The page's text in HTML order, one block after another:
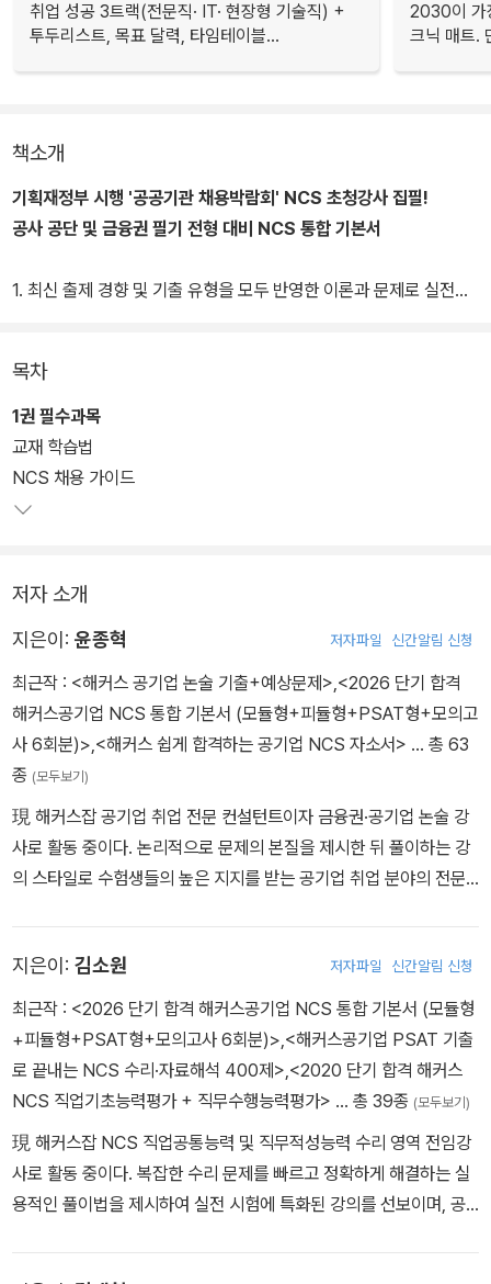
취업 성공 3트랙(전문직· IT· 현장형 기술직) +
투두리스트, 목표 달력, 타임테이블...
2030이 가
크닉 매트.
책소개
기획재정부 시행 '공공기관 채용박람회' NCS 초청강사 집필!
공사 공단 및 금융권 필기 전형 대비 NCS 통합 기본서
1. 최신 출제 경향 및 기출 유형을 모두 반영한 이론과 문제로 실전에
3. [실력 점검 테스트&학습 가이드]와 [맞춤 학습 플랜]으로 전략적
학습 가능!
4. 핵심이론부터 실전모의고사까지 한 번에 끝! 체계적인 3단계 학습
시스템
5. 서류부터 인성검사, 면접까지 모든 채용 단계를 한 번에 대비!
목차
1권 필수과목
교재 학습법
NCS 채용 가이드
저자 소개
지은이: 윤종혁 저자파일 신간알림 신청
최근작 : <해커스 공기업 논술 기출+예상문제>,<2026 단기 합격
해커스공기업 NCS 통합 기본서 (모듈형+피듈형+PSAT형+모의고
사 6회분)>,<해커스 쉽게 합격하는 공기업 NCS 자소서> … 총 63
종 (모두보기)
現 해커스잡 공기업 취업 전문 컨설턴트이자 금융권·공기업 논술 강
사로 활동 중이다. 논리적으로 문제의 본질을 제시한 뒤 풀이하는 강
의 스타일로 수험생들의 높은 지지를 받는 공기업 취업 분야의 전문
지방 공공기관 채용박람회 메인무대 NCS 특강을 진행하였으며, 공
기업 외부 면접관 및 대기업 신입사원 교육도 이끌었다. 성균관대·한
양대·한국외대·이화여대 등 40여 개 대학교에서 공기업 취업 특강을
진행하였다.
지은이: 김소원 저자파일 신간알림 신청
최근작 : <2026 단기 합격 해커스공기업 NCS 통합 기본서 (모듈형
+피듈형+PSAT형+모의고사 6회분)>,<해커스공기업 PSAT 기출
로 끝내는 NCS 수리·자료해석 400제>,<2020 단기 합격 해커스
NCS 직업기초능력평가 + 직무수행능력평가> … 총 39종 (모두보기)
現 해커스잡 NCS 직업공통능력 및 직무적성능력 수리 영역 전임강
사로 활동 중이다. 복잡한 수리 문제를 빠르고 정확하게 해결하는 실
용적인 풀이법을 제시하여 실전 시험에 특화된 강의를 선보이며, 공